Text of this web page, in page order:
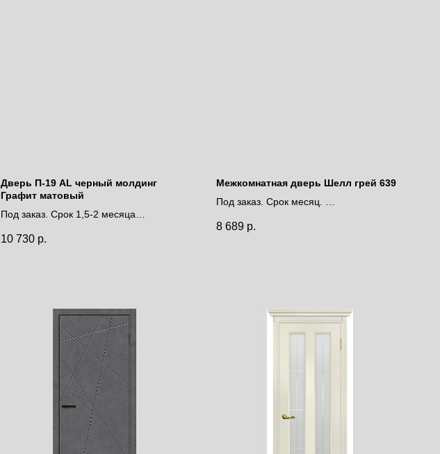
Дверь П-19 AL черный молдинг
Графит матовый
Под заказ. Срок 1,5-2 месяца
10 730 р.
Межкомнатная дверь Шелл грей 639
Под заказ. Срок месяц.
8 689 р.